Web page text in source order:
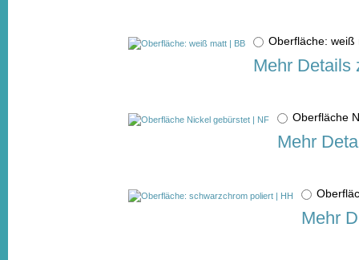
Oberfläche:
Mehr Details
Oberfläche
Mehr
Mehr